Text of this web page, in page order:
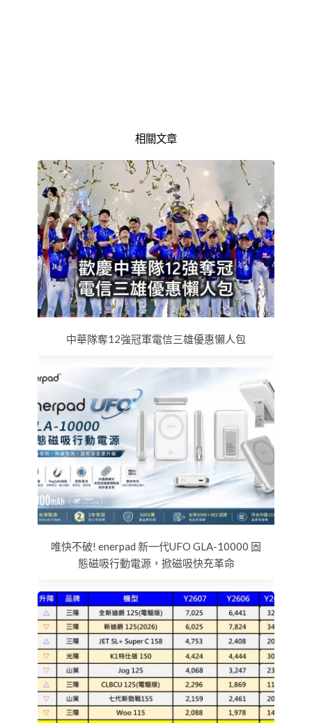
相關文章
中華隊奪12強冠軍電信三雄優惠懶人包
唯快不破! enerpad 新一代UFO GLA-10000 固
態磁吸行動電源，掀磁吸快充革命